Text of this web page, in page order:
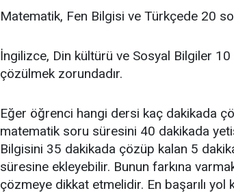
Matematik, Fen Bilgisi ve Türkçede 20
İngilizce, Din kültürü ve Sosyal Bilgiler
çözülmek zorundadır.
Eğer öğrenci hangi dersi kaç dakikada
matematik soru süresini 40 dakikada
Bilgisini 35 dakikada çözüp kalan 5
süresine ekleyebilir. Bunun farkına
çözmeye dikkat etmelidir. En başarılı yol